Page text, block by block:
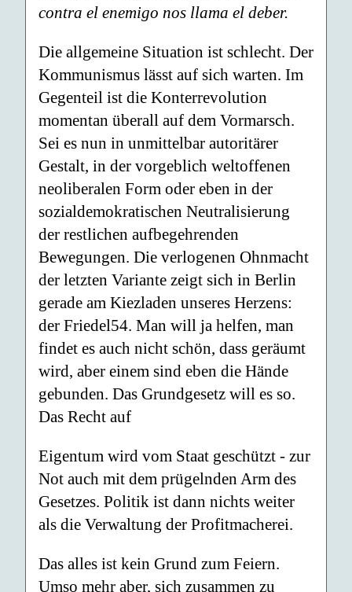
contra el enemigo nos llama el deber.
Die allgemeine Situation ist schlecht. Der
Kommunismus lässt auf sich warten. Im
Gegenteil ist die Konterrevolution
momentan überall auf dem Vormarsch.
Sei es nun in unmittelbar autoritärer
Gestalt, in der vorgeblich weltoffenen
neoliberalen Form oder eben in der
sozialdemokratischen Neutralisierung
der restlichen aufbegehrenden
Bewegungen. Die verlogenen Ohnmacht
der letzten Variante zeigt sich in Berlin
gerade am Kiezladen unseres Herzens:
der Friedel54. Man will ja helfen, man
findet es auch nicht schön, dass geräumt
wird, aber einem sind eben die Hände
gebunden. Das Grundgesetz will es so.
Das Recht auf
Eigentum wird vom Staat geschützt - zur
Not auch mit dem prügelnden Arm des
Gesetzes. Politik ist dann nichts weiter
als die Verwaltung der Profitmacherei.
Das alles ist kein Grund zum Feiern.
Umso mehr aber, sich zusammen zu